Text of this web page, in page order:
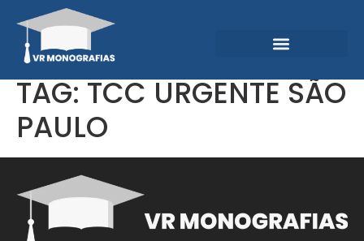
TAG:TCC URGENTE SÃO
PAULO